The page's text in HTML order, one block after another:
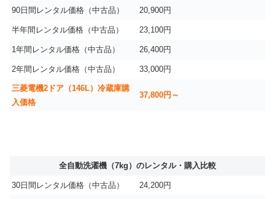
90日間レンタル価格（中古品） 20,900円
半年間レンタル価格（中古品） 23,100円
1年間レンタル価格（中古品） 26,400円
2年間レンタル価格（中古品） 33,000円
三菱電機2ドア（146L）冷蔵庫購
入価格
37,800円～
全自動洗濯機（7kg）のレンタル・購入比較
30日間レンタル価格（中古品） 24,200円